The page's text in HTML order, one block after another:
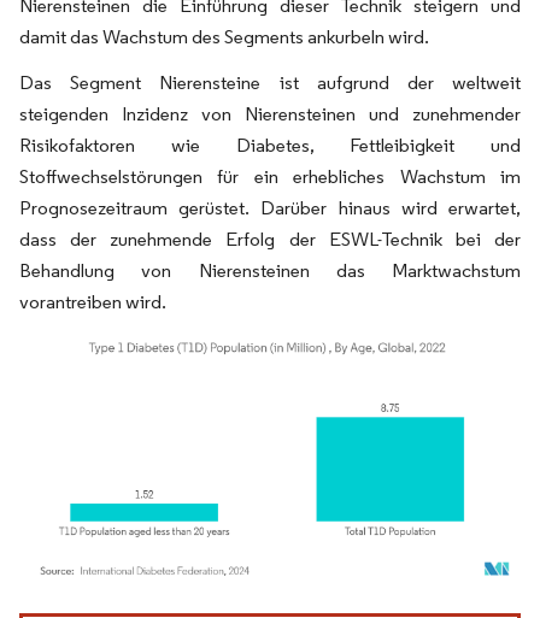
Nierensteinen die Einführung dieser Technik steigern und
damit das Wachstum des Segments ankurbeln wird.
Das Segment Nierensteine ist aufgrund der weltweit
steigenden Inzidenz von Nierensteinen und zunehmender
Risikofaktoren wie Diabetes, Fettleibigkeit und
Stoffwechselstörungen für ein erhebliches Wachstum im
Prognosezeitraum gerüstet. Darüber hinaus wird erwartet,
dass der zunehmende Erfolg der ESWL-Technik bei der
Behandlung von Nierensteinen das Marktwachstum
vorantreiben wird.